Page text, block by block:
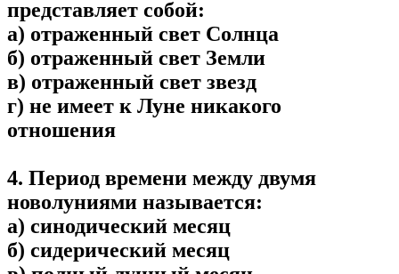
представляет собой:
а) отраженный свет Солнца
б) отраженный свет Земли
в) отраженный свет звезд
г) не имеет к Луне никакого
отношения
4. Период времени между двумя
новолуниями называется:
а) синодический месяц
б) сидерический месяц